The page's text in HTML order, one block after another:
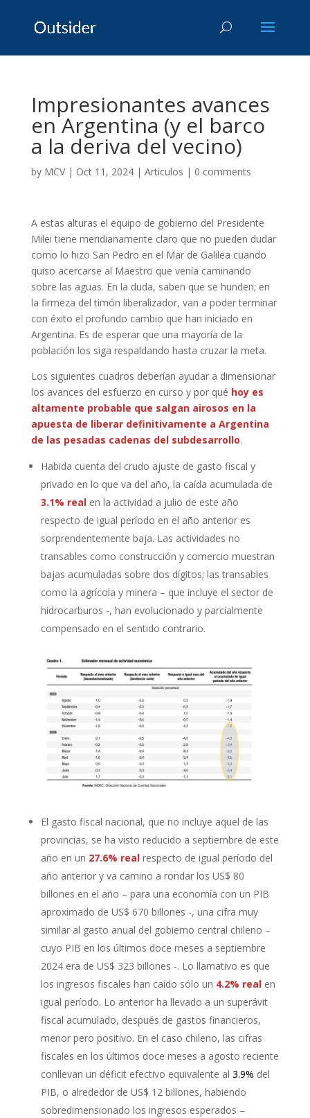
Impresionantes avances
en Argentina (y el barco
a la deriva del vecino)
by MCV| Oct 11, 2024| Articulos | 0 comments
A estas alturas el equipo de gobierno del Presidente
Milei tiene meridianamente claro que no pueden dudar
como lo hizo San Pedro en el Mar de Galilea cuando
quiso acercarse al Maestro que venía caminando
sobre las aguas. En la duda, saben que se hunden; en
la firmeza del timón liberalizador, van a poder terminar
con éxito el profundo cambio que han iniciado en
Argentina. Es de esperar que una mayoría de la
población los siga respaldando hasta cruzar la meta.
Los siguientes cuadros deberían ayudar a dimensionar
los avances del esfuerzo en curso y por qué hoy es
altamente probable que salgan airosos en la
apuesta de liberar definitivamente a Argentina
de las pesadas cadenas del subdesarrollo.
Habida cuenta del crudo ajuste de gasto fiscal y
privado en lo que va del año, la caída acumulada de
3.1% realen la actividad a julio de este año
respecto de igual período en el año anterior es
sorprendentemente baja. Las actividades no
transables como construcción y comercio muestran
bajas acumuladas sobre dos dígitos; las transables
como la agrícola y minera – que incluye el sector de
hidrocarburos -, han evolucionado y parcialmente
compensado en el sentido contrario.
El gasto fiscal nacional, que no incluye aquel de las
provincias, se ha visto reducido a septiembre de este
año en un 27.6% realrespecto de igual período del
año anterior y va camino a rondar los US$ 80
billones en el año – para una economía con un PIB
aproximado de US$ 670 billones -, una cifra muy
similar al gasto anual del gobierno central chileno –
cuyo PIB en los últimos doce meses a septiembre
2024 era de US$ 323 billones -. Lo llamativo es que
los ingresos fiscales han caído sólo un 4.2% realen
igual período. Lo anterior ha llevado a un superávit
fiscal acumulado, después de gastos financieros,
menor pero positivo. En el caso chileno, las cifras
fiscales en los últimos doce meses a agosto reciente
conllevan un déficit efectivo equivalente al 3.9% del
PIB, o alrededor de US$ 12 billones, habiendo
sobredimensionado los ingresos esperados –